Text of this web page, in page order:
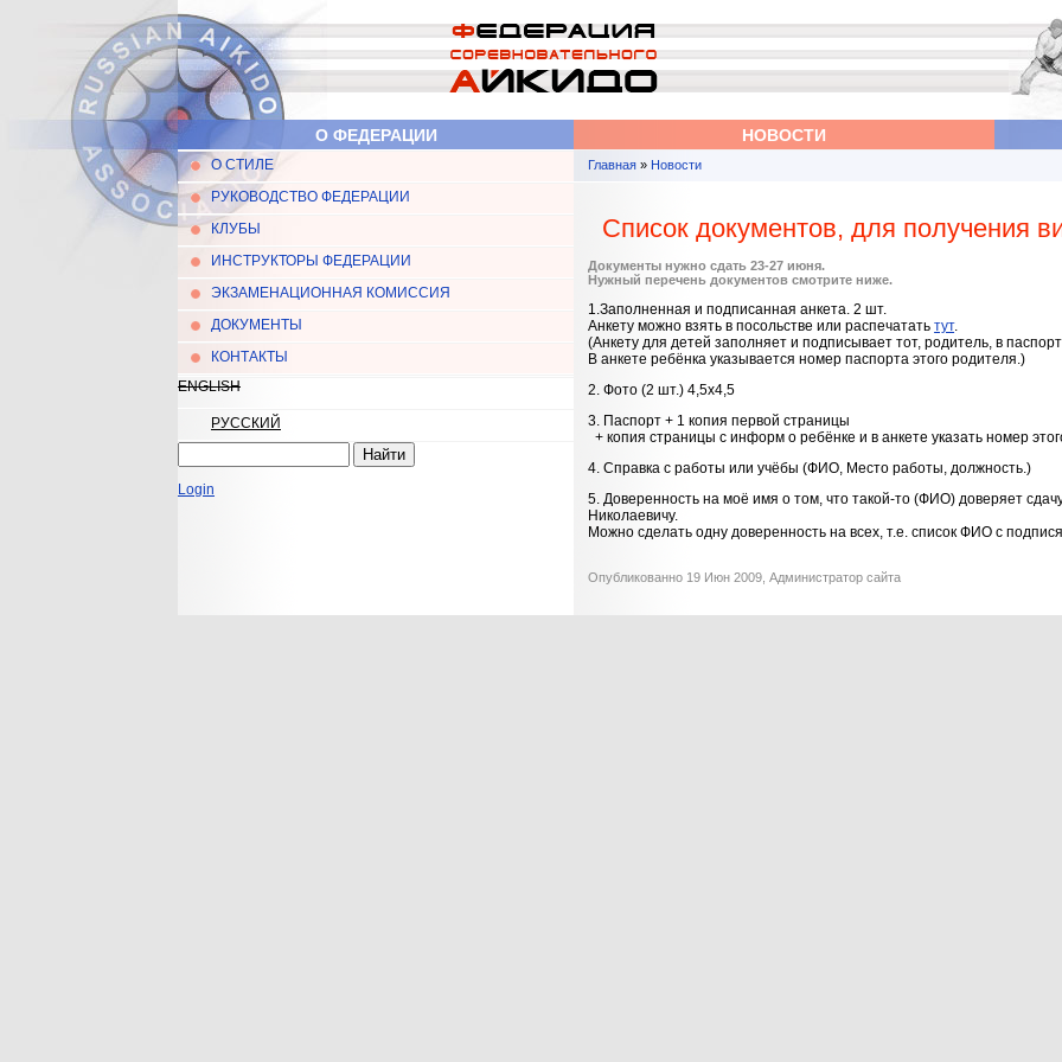
Главное меню
О ФЕДЕРАЦИИ НОВОСТИ
О СТИЛЕ
РУКОВОДСТВО ФЕДЕРАЦИИ
КЛУБЫ
ИНСТРУКТОРЫ ФЕДЕРАЦИИ
ЭКЗАМЕНАЦИОННАЯ КОМИССИЯ
ДОКУМЕНТЫ
КОНТАКТЫ
ENGLISH
РУССКИЙ
Форма поиска
Login
Вы здесь
Главная » Новости
Список документов, для получения
Документы нужно сдать 23-27 июня.
Нужный перечень документов смотрите ниже.
1.Заполненная и подписанная анкета. 2 шт.
Анкету можно взять в посольстве или распечататьтут.
(Анкету для детей заполняет и подписывает тот, родитель, в
В анкете ребёнка указывается номер паспорта этого родителя.)
2. Фото (2 шт.) 4,5х4,5
3. Паспорт + 1 копия первой страницы
+ копия страницы с информ о ребёнке и в анкете указать номер
4. Справка с работы или учёбы (ФИО, Место работы, должность.)
5. Доверенность на моё имя о том, что такой-то (ФИО) доверяет
Николаевичу.
Можно сделать одну доверенность на всех, т.е. список ФИО с
Опубликованно 19 Июн 2009, Администратор сайта